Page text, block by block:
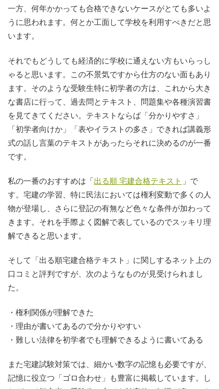
一方、何年かかっても合格できないケースがとても多いよ
うに思われます。何とか工面して学校を利用すべきだと思
います。
それでもどうしても経済的に学校に通えない方もいらっし
ゃると思います。この不景気ですから仕方のない面もあり
ます。そのような受験生特に初学者の方は、これから大き
な書店に行って、過去問とテキスト、問題集や各種演習書
を見てきてください。テキストならば「分かりやすさ」
「初学者向けか」「表やイラストの多さ」できれば講義形
式の話し言葉のテキストがあったらそれに決めるのが一番
です。
私の一番のおすすめは「 出る順 宅建合格テキスト
」で
す。宅建の学習、特に民法においては権利変動で多くの人
物が登場し、さらに登記の有無など色々な条件が加わって
きます。それを手際よく図解で表しているのでスッキリ理
解できると思います。
そして「出る順宅建合格テキスト」に関しするネット上の
口コミと評判ですが、次のようなものが見受けられまし
た。
・権利関係が理解できた
・理由が書いてあるので分かりやすい
・難しい法律を初学者でも理解できるように書いてある
また宅建試験対策では、細かい数字の記憶も必要ですが、
記憶に役立つ「ゴロ合わせ」も豊富に掲載しています。し